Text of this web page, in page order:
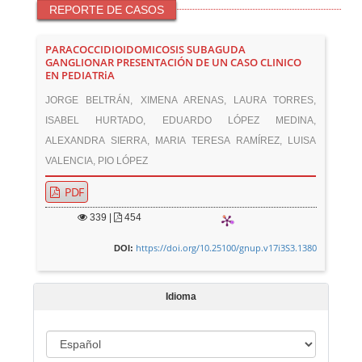
REPORTE DE CASOS
PARACOCCIDIOIDOMICOSIS SUBAGUDA
GANGLIONAR PRESENTACIÓN DE UN CASO CLINICO
EN PEDIATRiA
JORGE BELTRÁN, XIMENA ARENAS, LAURA TORRES,
ISABEL HURTADO, EDUARDO LÓPEZ MEDINA,
ALEXANDRA SIERRA, MARIA TERESA RAMÍREZ, LUISA
VALENCIA, PIO LÓPEZ
PDF
339 | 454
DOI: https://doi.org/10.25100/gnup.v17i3S3.1380
Idioma
d